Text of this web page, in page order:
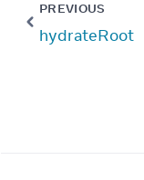
PREVIOUS
hydrateRoot